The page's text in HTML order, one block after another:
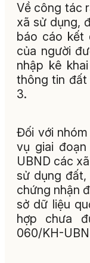
Về công tác
xã sử dụng,
báo cáo kết
của người
nhập kê
thông tin đất
3.
Đối với
vụ giai đoạn
UBND các
sử dụng
chứng nhận
sở dữ liệu
hợp chưa
060/KH-